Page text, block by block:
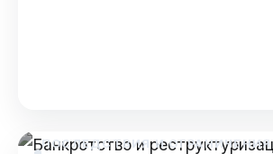
ПОСЛЕДСТВИЯ И ОГРАНИЧЕНИЯ